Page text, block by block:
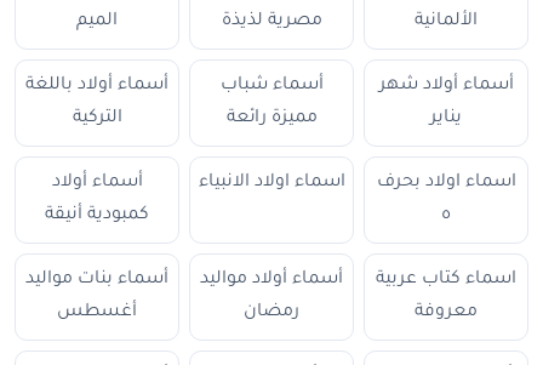
الألمانية
مصرية لذيذة
الميم
أسماء أولاد شهر
يناير
أسماء شباب
مميزة رائعة
أسماء أولاد باللغة
التركية
اسماء اولاد بحرف
ه
اسماء اولاد الانبياء
أسماء أولاد
كمبودية أنيقة
اسماء كتاب عربية
معروفة
أسماء أولاد مواليد
رمضان
أسماء بنات مواليد
أغسطس